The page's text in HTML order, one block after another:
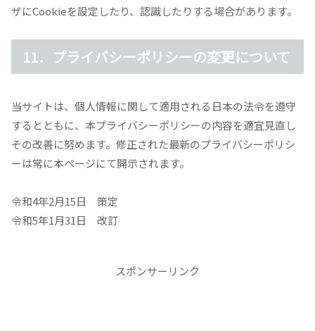
ザにCookieを設定したり、認識したりする場合があります。
11．プライバシーポリシーの変更について
当サイトは、個人情報に関して適用される日本の法令を遵守
するとともに、本プライバシーポリシーの内容を適宜見直し
その改善に努めます。修正された最新のプライバシーポリシ
ーは常に本ページにて開示されます。
令和4年2月15日 策定
令和5年1月31日 改訂
スポンサーリンク